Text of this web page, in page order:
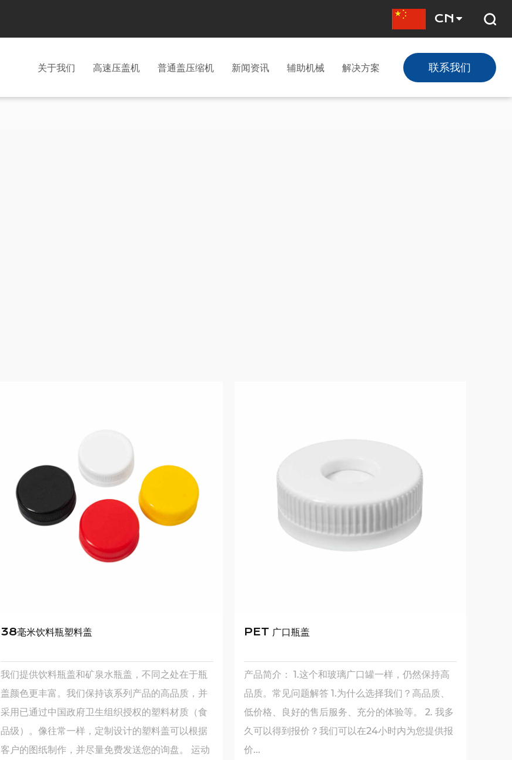
CN
关于我们 高速压盖机 普通盖压缩机 新闻资讯 辅助机械 解决方案 联系我们
38毫米饮料瓶塑料盖
我们提供饮料瓶盖和矿泉水瓶盖，不同之处在于瓶
盖颜色更丰富。我们保持该系列产品的高品质，并
采用已通过中国政府卫生组织授权的塑料材质（食
品级）。像往常一样，定制设计的塑料盖可以根据
客户的图纸制作，并尽量免费发送您的询盘。 运动
PET 广口瓶盖
产品简介： 1.这个和玻璃广口罐一样，仍然保持高
品质。常见问题解答 1.为什么选择我们？高品质、
低价格、良好的售后服务、充分的体验等。 2. 我多
久可以得到报价？我们可以在24小时内为您提供报
价...